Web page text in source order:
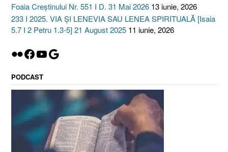
Foaia Creștinului Nr. 551 I D. 31 Mai 2026 13 iunie, 2026
233 I 2025. VIA ȘI LENEVIA SAU LENEA SPIRITUALĂ [Isaia
5.7 I 2 Petru 1.3-5] 21 August 2025 11 iunie, 2026
Flickr
Facebook
YouTube
Google
PODCAST